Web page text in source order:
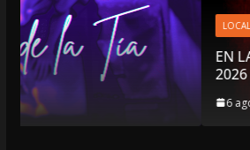
LOCALES OPINIÓN
EN LAS TRIPAS DEL JAGUAR:
2026